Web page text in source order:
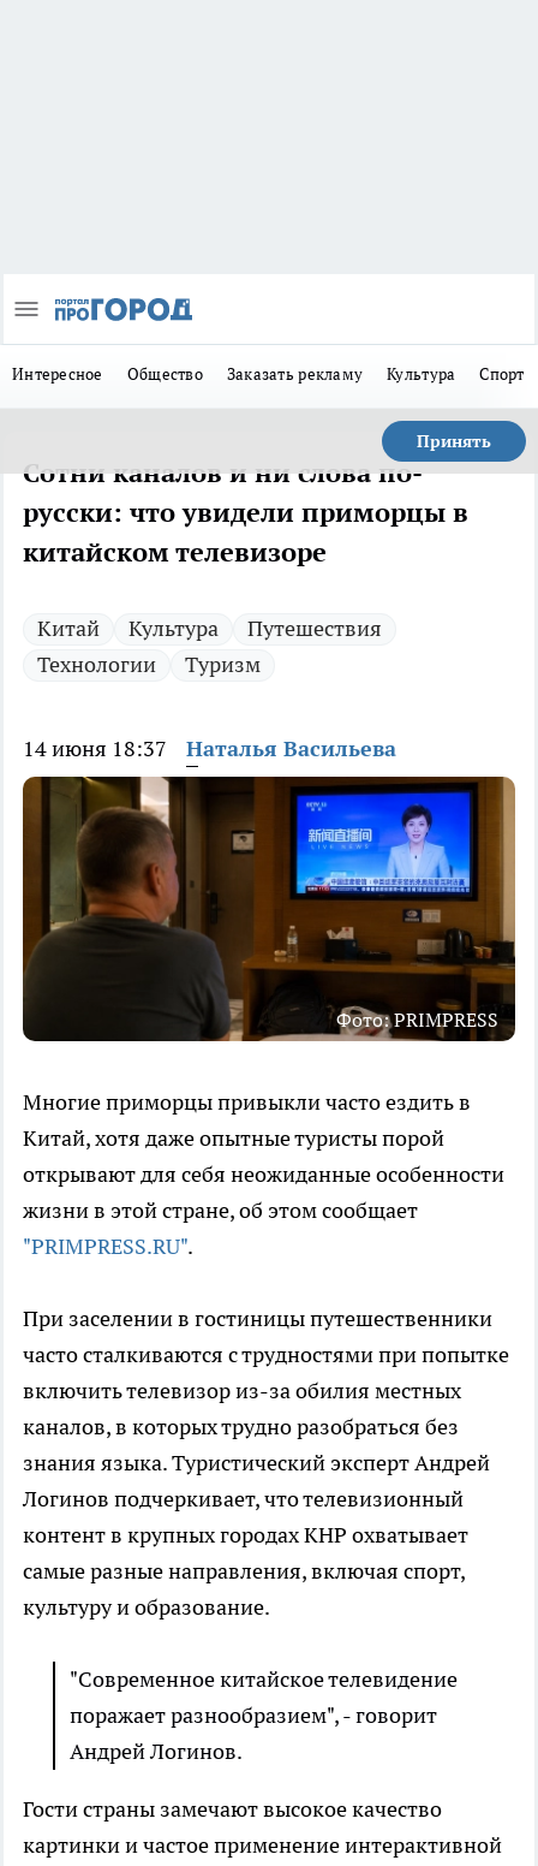
Интересное Общество Заказать рекламу Культура Спорт
Принять
Сотни каналов и ни слова по-
русски: что увидели приморцы в
китайском телевизоре
Китай Культура
Путешествия
Технологии
Туризм
14 июня 18:37 Наталья Васильева
Фото: PRIMPRESS
Многие приморцы привыкли часто ездить в
Китай, хотя даже опытные туристы порой
открывают для себя неожиданные особенности
жизни в этой стране, об этом сообщает
"PRIMPRESS.RU".
При заселении в гостиницы путешественники
часто сталкиваются с трудностями при попытке
включить телевизор из-за обилия местных
каналов, в которых трудно разобраться без
знания языка. Туристический эксперт Андрей
Логинов подчеркивает, что телевизионный
контент в крупных городах КНР охватывает
самые разные направления, включая спорт,
культуру и образование.
"Современное китайское телевидение
поражает разнообразием", - говорит
Андрей Логинов.
Гости страны замечают высокое качество
картинки и частое применение интерактивной